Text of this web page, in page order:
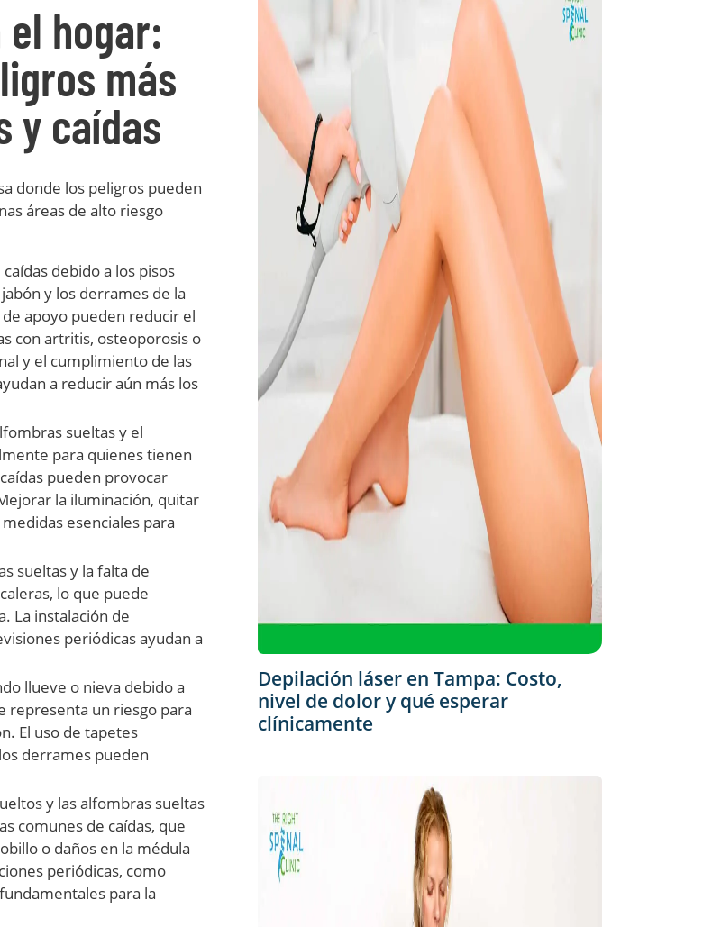
hogar:
más
y caídas
donde los peligros pueden
áreas de alto riesgo
debido a los pisos
y los derrames de la
apoyo pueden reducir el
con artritis, osteoporosis o
y el cumplimiento de las
a reducir aún más los
sueltas y el
para quienes tienen
pueden provocar
la iluminación, quitar
esenciales para
sueltas y la falta de
lo que puede
La instalación de
periódicas ayudan a
llueve o nieva debido a
representa un riesgo para
El uso de tapetes
derrames pueden
y las alfombras sueltas
comunes de caídas, que
o daños en la médula
periódicas, como
para la
Depilación láser en Tampa: Costo,
nivel de dolor y qué esperar
clínicamente